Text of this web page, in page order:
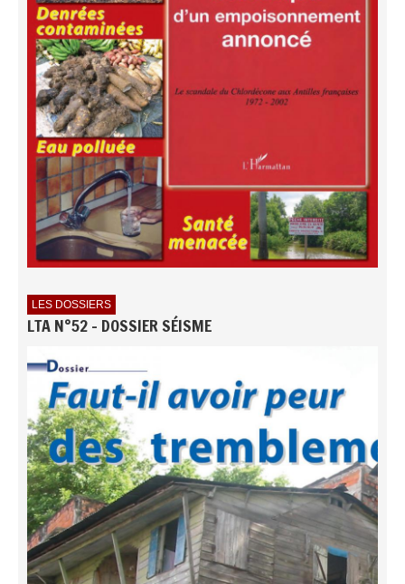
LES DOSSIERS
LTA N°52 - DOSSIER SÉISME